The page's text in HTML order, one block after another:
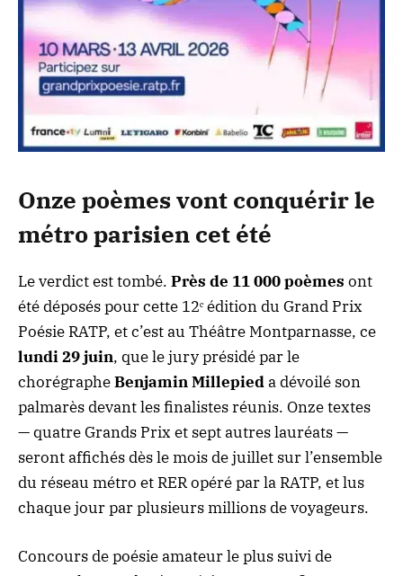
Onze poèmes vont conquérir le
métro parisien cet été
Le verdict est tombé. Près de 11 000 poèmes ont
été déposés pour cette 12ᵉ édition du Grand Prix
Poésie RATP, et c’est au Théâtre Montparnasse, ce
lundi 29 juin, que le jury présidé par le
chorégrapheBenjamin Millepieda dévoilé son
palmarès devant les finalistes réunis. Onze textes
— quatre Grands Prix et sept autres lauréats —
seront affichés dès le mois de juillet sur l’ensemble
du réseau métro et RER opéré par la RATP, et lus
chaque jour par plusieurs millions de voyageurs.
Concours de poésie amateur le plus suivi de